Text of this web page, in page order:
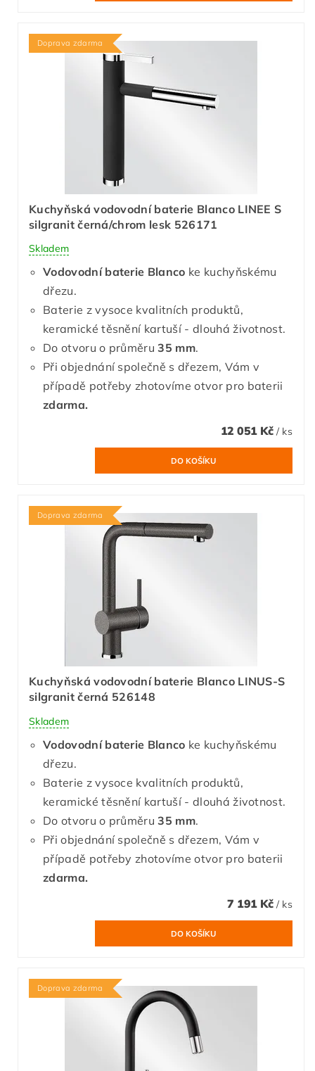
Doprava zdarma
Kuchyňská vodovodní baterie Blanco LINEE S
silgranit černá/chrom lesk 526171
Skladem
Vodovodní baterie Blanco ke kuchyňskému
dřezu.
Baterie z vysoce kvalitních produktů,
keramické těsnění kartuší - dlouhá životnost.
Do otvoru o průměru35 mm.
Při objednání společně s dřezem, Vám v
případě potřeby zhotovíme otvor pro baterii
zdarma.
12 051 Kč / ks
Doprava zdarma
Kuchyňská vodovodní baterie Blanco LINUS-S
silgranit černá 526148
Skladem
Vodovodní baterie Blanco ke kuchyňskému
dřezu.
Baterie z vysoce kvalitních produktů,
keramické těsnění kartuší - dlouhá životnost.
Do otvoru o průměru35 mm.
Při objednání společně s dřezem, Vám v
případě potřeby zhotovíme otvor pro baterii
zdarma.
7 191 Kč / ks
Doprava zdarma